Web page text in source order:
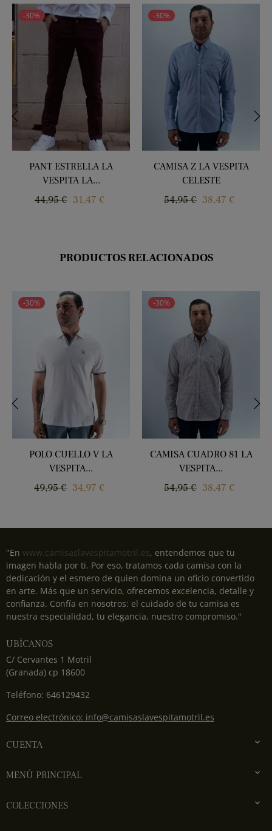
-30%
PANT ESTRELLA LA
VESPITA LA...
Precio
44,95 € Precio
31,47 €
-30%
CAMISA Z LA VESPITA
CELESTE
Precio
54,95 € Precio
38,47 €
PRODUCTOS RELACIONADOS
-30%
POLO CUELLO V LA
VESPITA...
Precio
49,95 € Precio
34,97 €
-30%
CAMISA CUADRO 81 LA
VESPITA...
Precio
54,95 € Precio
38,47 €
"En www.camisaslavespitamotril.es, entendemos que tu
imagen habla por ti. Por eso, tratamos cada camisa con la
dedicación y el esmero de quien domina un oficio convertido
en arte. Más que un servicio, ofrecemos excelencia, detalle y
confianza. Confía en nosotros: el cuidado de tu camisa es
nuestra especialidad, tu elegancia, nuestro compromiso."
UBÍCANOS
C/ Cervantes 1 Motril
(Granada) cp 18600
Teléfono: 646129432
Correo electrónico: info@camisaslavespitamotril.es
CUENTA 
MENÚ PRINCIPAL 
COLECCIONES 